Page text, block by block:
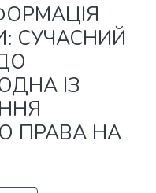
СУЧАСНИЙ
ІЗ
ПРАВА НА